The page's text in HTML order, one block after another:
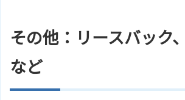
その他：リースバック
など